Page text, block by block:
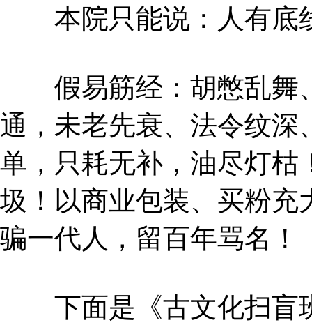
本院只能说：人有底
假易筋经：胡憋乱舞
通，未老先衰、法令纹深
单，只耗无补，油尽灯枯
圾！以商业包装、买粉充
骗一代人，留百年骂名！
下面是《古文化扫盲